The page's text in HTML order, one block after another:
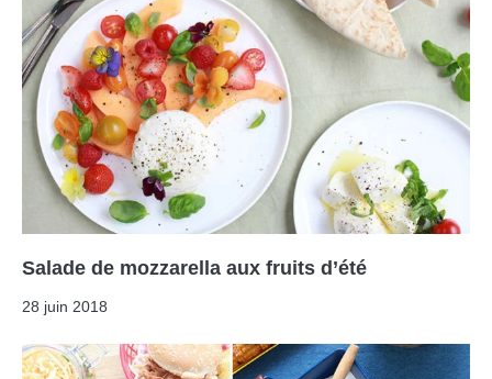
Salade de mozzarella aux fruits d’été
28 juin 2018